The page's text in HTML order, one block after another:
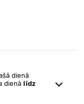
dienā
dienā līdz